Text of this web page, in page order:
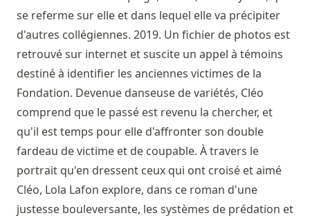
se referme sur elle et dans lequel elle va précipiter
d'autres collégiennes. 2019. Un fichier de photos est
retrouvé sur internet et suscite un appel à témoins
destiné à identifier les anciennes victimes de la
Fondation. Devenue danseuse de variétés, Cléo
comprend que le passé est revenu la chercher, et
qu'il est temps pour elle d'affronter son double
fardeau de victime et de coupable. À travers le
portrait qu'en dressent ceux qui ont croisé et aimé
Cléo, Lola Lafon explore, dans ce roman d'une
justesse bouleversante, les systèmes de prédation et